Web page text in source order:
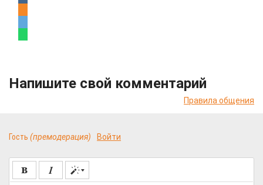
Напишите свой комментарий
Правила общения
Гость (премодерация) Войти